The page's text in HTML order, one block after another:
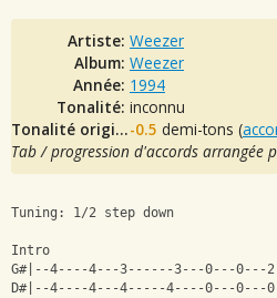
Artiste: Weezer
Album: Weezer
Année: 1994
Tonalité: inconnu
Tonalité originale:-0.5 demi-tons (
Tab / progression d'accords arrangée
Tuning: 1/2 step down
Intro
G#|--4----4---3------3---0---0---
D#|--4----4---4-----4----0---0---